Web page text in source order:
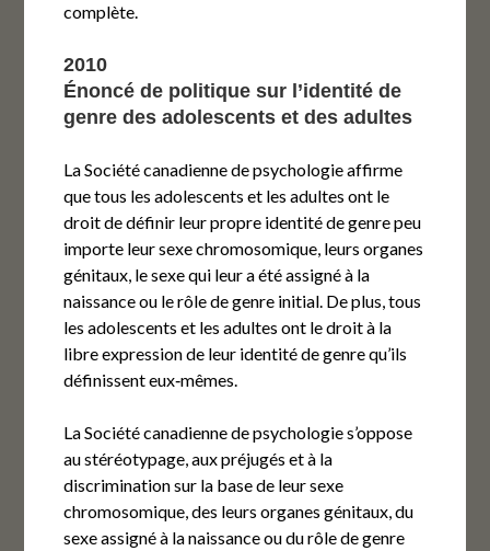
complète.
2010
Énoncé de politique sur l’identité de
genre des adolescents et des adultes
La Société canadienne de psychologie affirme
que tous les adolescents et les adultes ont le
droit de définir leur propre identité de genre peu
importe leur sexe chromosomique, leurs organes
génitaux, le sexe qui leur a été assigné à la
naissance ou le rôle de genre initial. De plus, tous
les adolescents et les adultes ont le droit à la
libre expression de leur identité de genre qu’ils
définissent eux‑mêmes.
La Société canadienne de psychologie s’oppose
au stéréotypage, aux préjugés et à la
discrimination sur la base de leur sexe
chromosomique, des leurs organes génitaux, du
sexe assigné à la naissance ou du rôle de genre